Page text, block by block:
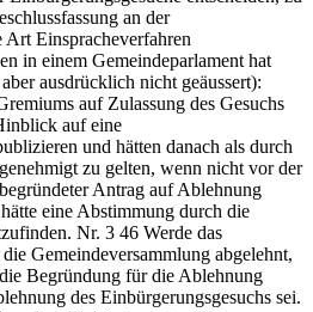
an der
Art Einspracheverfahren
in einem Gemeindeparlament hat
ausdrücklich nicht geäussert):
auf Zulassung des Gesuchs
auf eine
und hätten danach als durch
zu gelten, wenn nicht vor der
Antrag auf Ablehnung
eine Abstimmung durch die
Nr. 3 46 Werde das
Gemeindeversammlung abgelehnt,
Begründung für die Ablehnung
des Einbürgerungsgesuchs sei.